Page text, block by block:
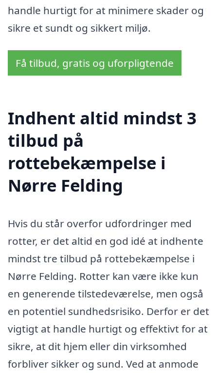
handle hurtigt for at minimere skader og
sikre et sundt og sikkert miljø.
Få tilbud, gratis og uforpligtende
Indhent altid mindst 3
tilbud på
rottebekæmpelse i
Nørre Felding
Hvis du står overfor udfordringer med
rotter, er det altid en god idé at indhente
mindst tre tilbud på rottebekæmpelse i
Nørre Felding. Rotter kan være ikke kun
en generende tilstedeværelse, men også
en potentiel sundhedsrisiko. Derfor er det
vigtigt at handle hurtigt og effektivt for at
sikre, at dit hjem eller din virksomhed
forbliver sikker og sund. Ved at anmode